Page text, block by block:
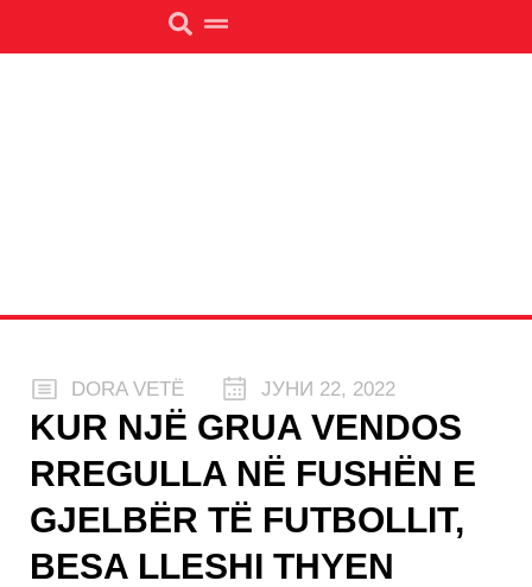
DORA VETË ЈУНИ 22, 2022
KUR NJË GRUA VENDOS
RREGULLA NË FUSHËN E
GJELBËR TË FUTBOLLIT,
BESA LLESHI THYEN